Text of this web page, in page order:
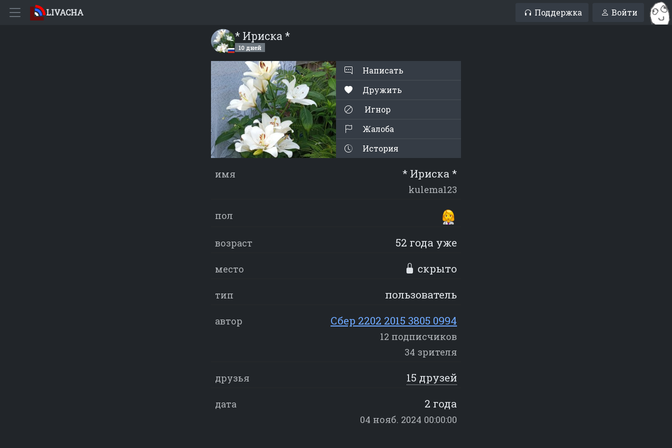
LIVACHA Поддержка Войти
* Ириска *
10 дней
Написать
Дружить
Игнор
Жалоба
История
имя * Ириска *
kulema123
пол
возраст 52 года уже
место скрыто
тип пользователь
автор Сбер 2202 2015 3805 0994
12 подписчиков
34 зрителя
друзья 15 друзей
дата 2 года
04 нояб. 2024 00:00:00